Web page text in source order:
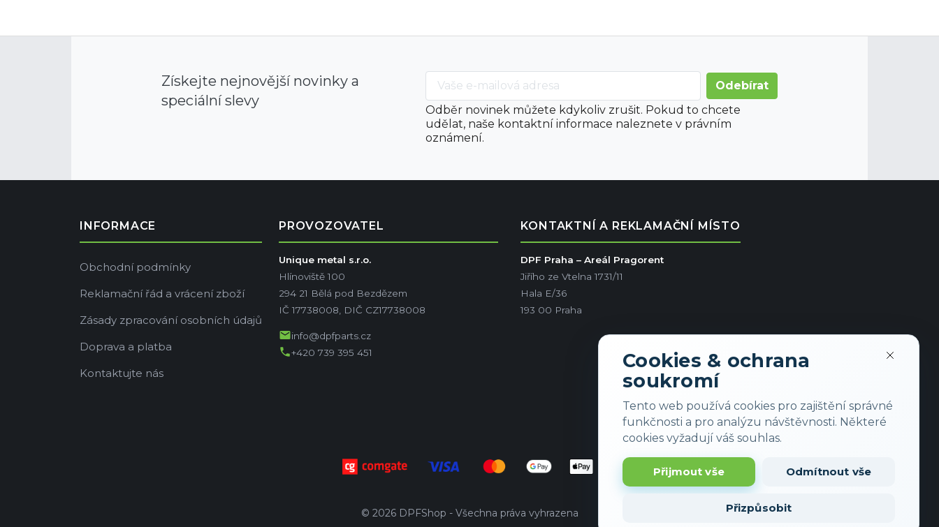
Získejte nejnovější novinky a
speciální slevy
Odběr novinek můžete kdykoliv zrušit. Pokud to chcete
udělat, naše kontaktní informace naleznete v právním
oznámení.
INFORMACE
Obchodní podmínky
Reklamační řád a vrácení zboží
Zásady zpracování osobních údajů
Doprava a platba
Kontaktujte nás
PROVOZOVATEL
Unique metal s.r.o.
Hlínoviště 100
294 21 Bělá pod Bezdězem
IČ 17738008, DIČ CZ17738008
mailinfo@dpfparts.cz
phone+420 739 395 451
KONTAKTNÍ A REKLAMAČNÍ MÍSTO
DPF Praha – Areál Pragorent
Jiřího ze Vtelna 1731/11
Hala E/36
193 00 Praha
Cookies & ochrana
soukromí
Tento web používá cookies pro zajištění správné
funkčnosti a pro analýzu návštěvnosti. Některé
cookies vyžadují váš souhlas.
Přijmout vše Odmítnout vše
Přizpůsobit
© 2026 DPFShop - Všechna práva vyhrazena